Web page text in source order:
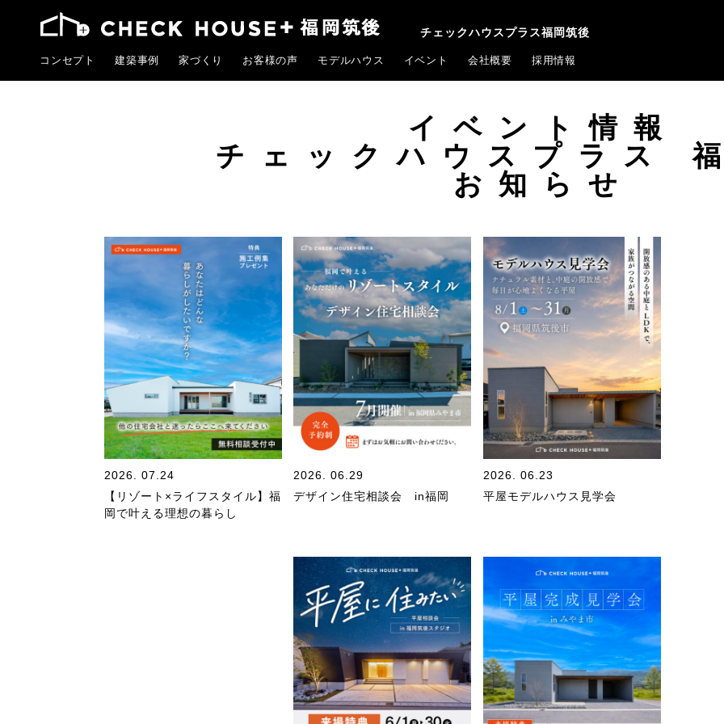
チェックハウスプラス福岡筑後
コンセプト 建築事例 家づくり お客様の声 モデルハウス イベント 会社概要 採用情報
イベント情報
チェックハウスプラス
お知らせ
2026. 07.24
【リゾート×ライフスタイル】福
岡で叶える理想の暮らし
2026. 06.29
デザイン住宅相談会 in福岡
2026. 06.23
平屋モデルハウス見学会